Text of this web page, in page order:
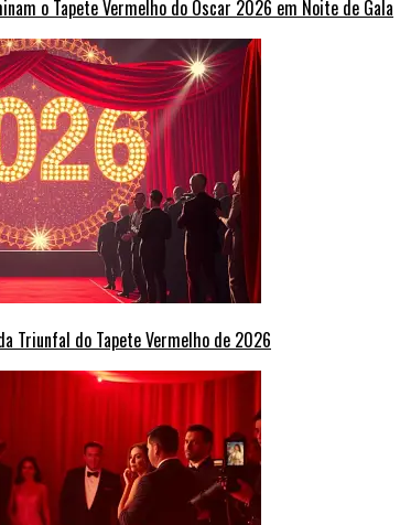
o Tapete Vermelho do Oscar 2026 em Noite de Gala
Triunfal do Tapete Vermelho de 2026